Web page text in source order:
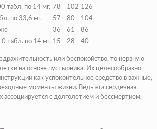
табл. по 14 мг.
78 102 126
по 33,6 мг.
57 80
104
36 61
86
табл. по 14 мг. 15 28 40
или беспокойство, то нервную
на основе пустырника. Их целесообразно
как успокоительное средство в важные,
моменты жизни. Ведь эта сердечная
ассоциируется с долголетием и бессмертием.